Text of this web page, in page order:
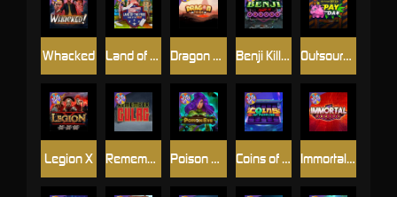
Outsourced: Payday
Land of the Free Benji Killed in Vegas
Poison Eve
Dragon Tribe
Immortal Fruits
Coins of Fortune
Legion X
Whacked
Remember Gulag